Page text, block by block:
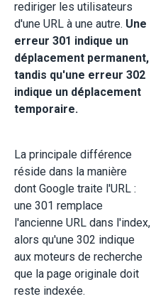
rediriger les utilisateurs
d'une URL à une autre. Une
erreur 301 indique un
déplacement permanent,
tandis qu'une erreur 302
indique un déplacement
temporaire.
La principale différence
réside dans la manière
dont Google traite l'URL :
une 301 remplace
l'ancienne URL dans l'index,
alors qu'une 302 indique
aux moteurs de recherche
que la page originale doit
reste indexée.